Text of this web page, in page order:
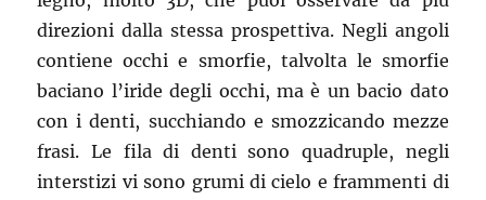
direzioni dalla stessa prospettiva. Negli angoli
contiene occhi e smorfie, talvolta le smorfie
baciano l’iride degli occhi, ma è un bacio dato
con i denti, succhiando e smozzicando mezze
frasi. Le fila di denti sono quadruple, negli
interstizi vi sono grumi di cielo e frammenti di